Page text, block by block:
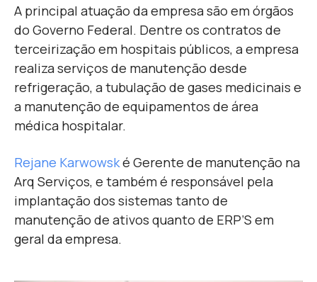
A principal atuação da empresa são em órgãos
do Governo Federal. Dentre os contratos de
terceirização em hospitais públicos, a empresa
realiza serviços de manutenção desde
refrigeração, a tubulação de gases medicinais e
a manutenção de equipamentos de área
médica hospitalar.
Rejane Karwowské Gerente de manutenção na
Arq Serviços, e também é responsável pela
implantação dos sistemas tanto de
manutenção de ativos quanto de ERP’S em
geral da empresa.